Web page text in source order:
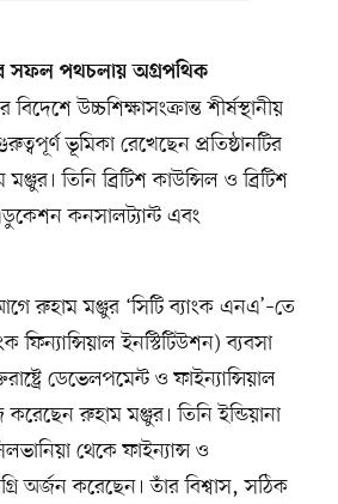
সফল পথচলায় অগ্রপথিক
উচ্চশিক্ষাসংক্রান্ত শীর্ষস্থানীয়
গুরুত্বপূর্ণ ভূমিকা রেখেছেন প্রতিষ্ঠানটির
তিনি ব্রিটিশ কাউন্সিল ও ব্রিটিশ
কনসালট্যান্ট এবং
রুহাম মঞ্জুর ‘সিটি ব্যাংক এনএ’–তে
ইনস্টিটিউশন) ব্যবসা
ডেভেলপমেন্ট ও ফাইন্যান্সিয়াল
রুহাম মঞ্জুর। তিনি ইন্ডিয়ানা
থেকে ফাইন্যান্স ও
অর্জন করেছেন। তাঁর বিশ্বাস, সঠিক